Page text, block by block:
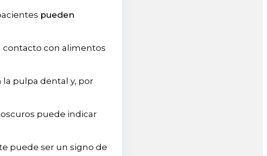
pueden
contacto con alimentos
pulpa dental y, por
puede indicar
puede ser un signo de